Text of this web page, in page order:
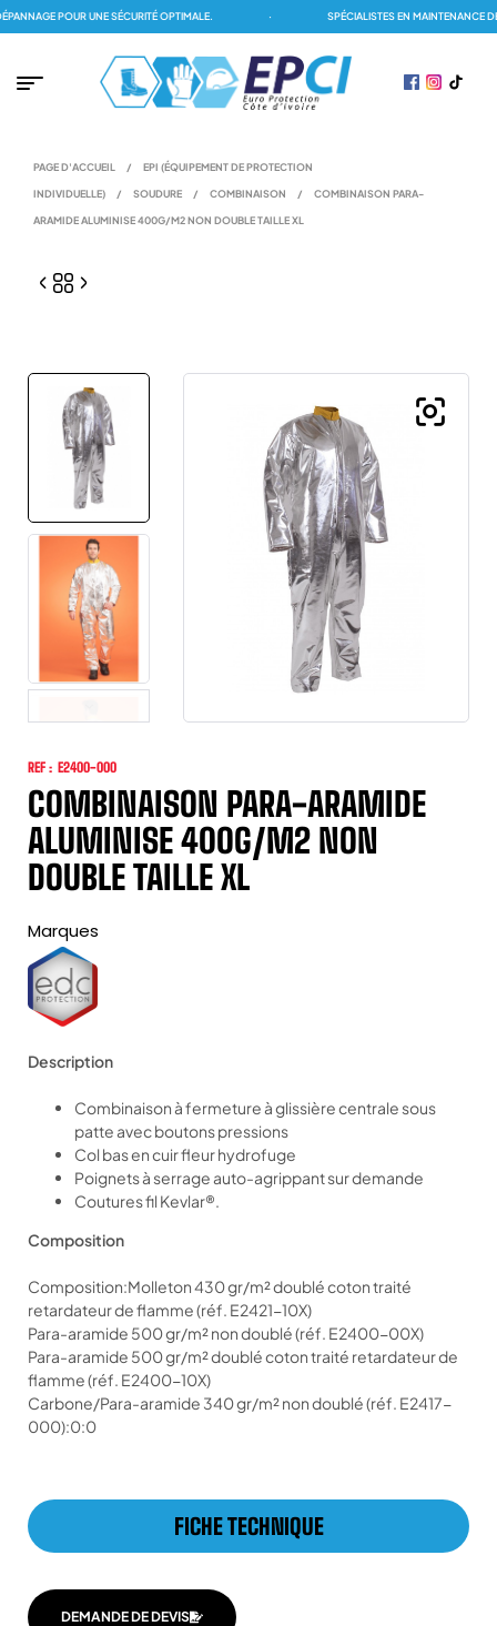
POUR UNE SÉCURITÉ OPTIMALE. SPÉCIALISTES EN MAINTENANCE
PAGE D'ACCUEIL / EPI (ÉQUIPEMENT DE PROTECTION
INDIVIDUELLE) / SOUDURE / COMBINAISON / COMBINAISON PARA-
ARAMIDE ALUMINISE 400G/M2 NON DOUBLE TAILLE XL
REF : E2400-000
COMBINAISON PARA-ARAMIDE
ALUMINISE 400G/M2 NON
DOUBLE TAILLE XL
Marques
Description
Combinaison à fermeture à glissière centrale sous
patte avec boutons pressions
Col bas en cuir fleur hydrofuge
Poignets à serrage auto-agrippant sur demande
Coutures fil Kevlar®.
Composition
Composition:Molleton 430 gr/m² doublé coton traité
retardateur de flamme (réf. E2421-10X)
Para-aramide 500 gr/m² non doublé (réf. E2400-00X)
Para-aramide 500 gr/m² doublé coton traité retardateur de
flamme (réf. E2400-10X)
Carbone/Para-aramide 340 gr/m² non doublé (réf. E2417-
000):0:0
FICHE TECHNIQUE
DEMANDE DE DEVIS